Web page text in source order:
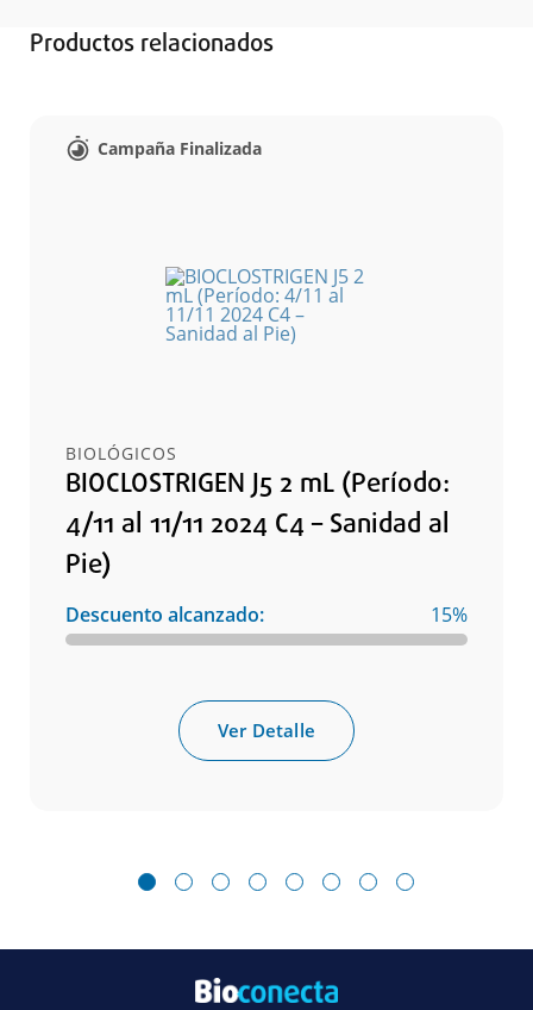
Productos relacionados
Campaña Finalizada
BIOLÓGICOS
BIOCLOSTRIGEN J5 2 mL (Período:
4/11 al 11/11 2024 C4 – Sanidad al
Pie)
Descuento alcanzado: 15%
Ver Detalle
1 2 3 4 5 6 7 8